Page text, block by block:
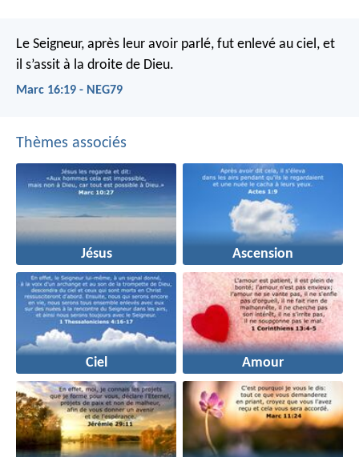
Le Seigneur, après leur avoir parlé, fut enlevé au ciel, et
il s’assit à la droite de Dieu.
Marc 16:19 - NEG79
Thèmes associés
Jésus Ascension
Ciel Amour